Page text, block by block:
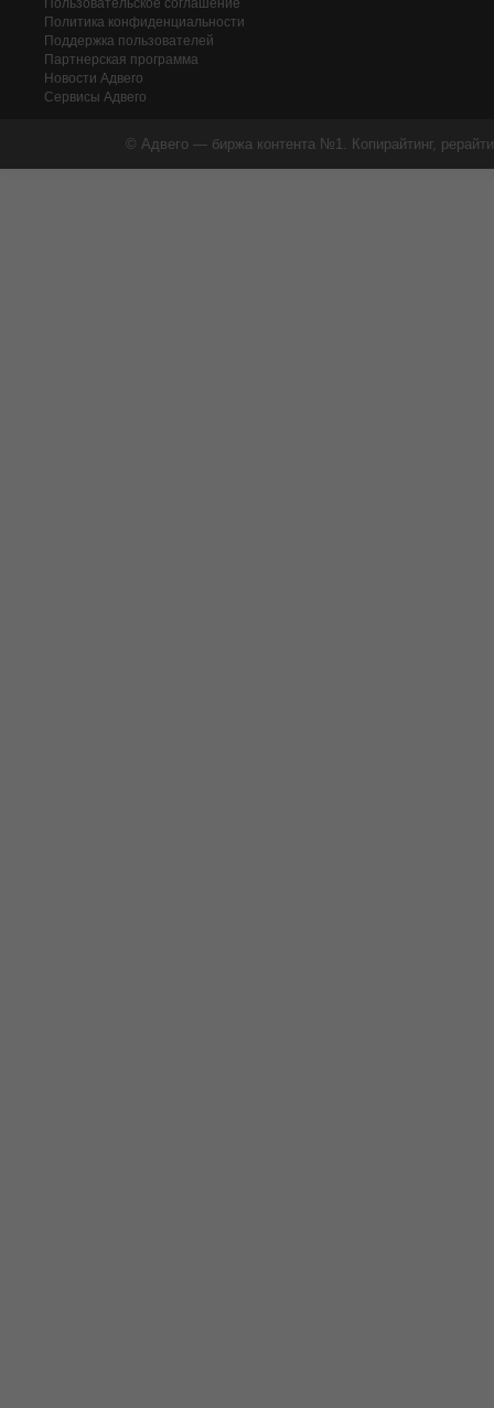
Пользовательское соглашение
Политика конфиденциальности
Поддержка пользователей
Партнерская программа
Новости Адвего
Сервисы Адвего
© Адвего — биржа контента №1. Копирайтинг,